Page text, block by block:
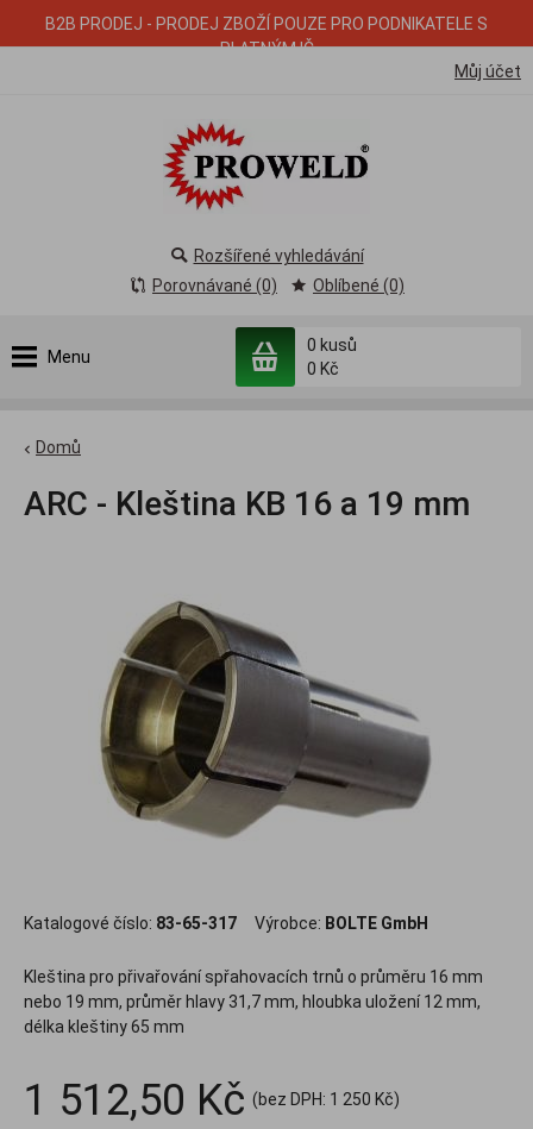
B2B PRODEJ - PRODEJ ZBOŽÍ POUZE PRO PODNIKATELE S
PLATNÝM IČ
Můj účet
Menu
0 kusů
0 Kč
Rozšířené vyhledávání
Porovnávané (0)
Oblíbené (0)
Domů
ARC - Kleština KB 16 a 19 mm
Katalogové číslo: 83-65-317 Výrobce: BOLTE GmbH
Kleština pro přivařování spřahovacích trnů o průměru 16 mm
nebo 19 mm, průměr hlavy 31,7 mm, hloubka uložení 12 mm,
délka kleštiny 65 mm
1 512,50 Kč (bez DPH: 1 250 Kč)